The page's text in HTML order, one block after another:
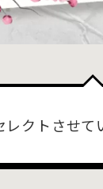
クトさせて